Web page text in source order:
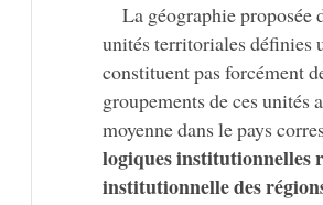
La géographie proposée
unités territoriales définies
constituent pas forcément
groupements de ces
moyenne dans le pays
logiques institutionnelles
institutionnelle des